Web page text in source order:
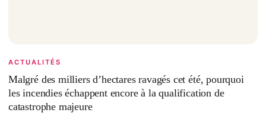
ACTUALITÉS
Malgré des milliers d’hectares ravagés cet été, pourquoi
les incendies échappent encore à la qualification de
catastrophe majeure